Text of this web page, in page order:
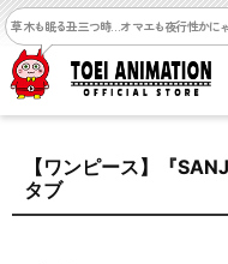
草木も眠る丑三つ時…オマエも夜行性かに
【ワンピース】『
タブ